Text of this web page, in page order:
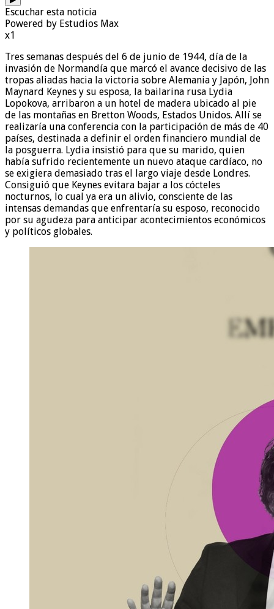
Escuchar esta noticia
Powered by Estudios Max
x1
Tres semanas después del 6 de junio de 1944, día de la
invasión de Normandía que marcó el avance decisivo de las
tropas aliadas hacia la victoria sobre Alemania y Japón, John
Maynard Keynes y su esposa, la bailarina rusa Lydia
Lopokova, arribaron a un hotel de madera ubicado al pie
de las montañas en Bretton Woods, Estados Unidos. Allí se
realizaría una conferencia con la participación de más de 40
países, destinada a definir el orden financiero mundial de
la posguerra. Lydia insistió para que su marido, quien
había sufrido recientemente un nuevo ataque cardíaco, no
se exigiera demasiado tras el largo viaje desde Londres.
Consiguió que Keynes evitara bajar a los cócteles
nocturnos, lo cual ya era un alivio, consciente de las
intensas demandas que enfrentaría su esposo, reconocido
por su agudeza para anticipar acontecimientos económicos
y políticos globales.